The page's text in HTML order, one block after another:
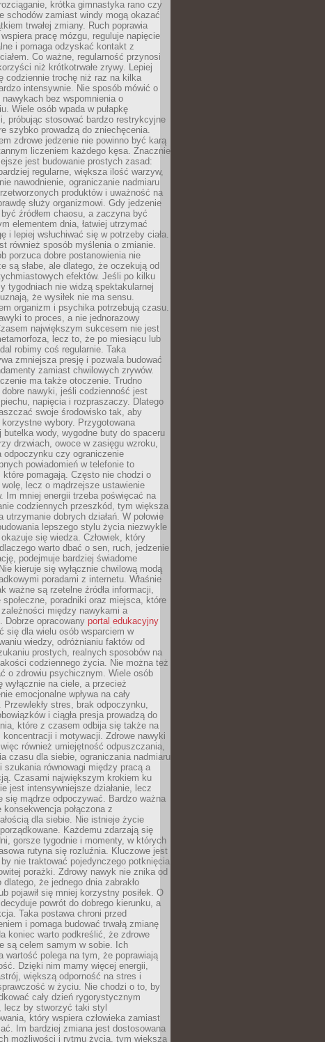
krótka gimnastyka rano czy
schodów zamiast windy mogą okazać
trwałej zmiany. Ruch poprawia
pracę mózgu, reguluje napięcie
i pomaga odzyskać kontakt z
Co ważne, regularność przynosi
niż krótkotrwałe zrywy. Lepiej
codziennie trochę niż raz na kilka
intensywnie. Nie sposób mówić o
nawykach bez wspomnienia o
Wiele osób wpada w pułapkę
próbując stosować bardzo restrykcyjne
szybko prowadzą do zniechęcenia.
zdrowe jedzenie nie powinno być karą
liczeniem każdego kęsa. Znacznie
jest budowanie prostych zasad:
regularne, większa ilość warzyw,
nawodnienie, ograniczanie nadmiaru
produktów i uważność na
służy organizmowi. Gdy jedzenie
źródłem chaosu, a zaczyna być
elementem dnia, łatwiej utrzymać
i lepiej wsłuchiwać się w potrzeby ciała.
również sposób myślenia o zmianie.
porzuca dobre postanowienia nie
są słabe, ale dlatego, że oczekują od
efektów. Jeśli po kilku
tygodniach nie widzą spektakularnej
że wysiłek nie ma sensu.
organizm i psychika potrzebują czasu.
to proces, a nie jednorazowy
największym sukcesem nie jest
lecz to, że po miesiącu lub
robimy coś regularnie. Taka
zmniejsza presję i pozwala budować
zamiast chwilowych zrywów.
ma także otoczenie. Trudno
nawyki, jeśli codzienność jest
napięcia i rozpraszaczy. Dlatego
swoje środowisko tak, aby
korzystne wybory. Przygotowana
butelka wody, wygodne buty do spaceru
drzwiach, owoce w zasięgu wzroku,
odpoczynku czy ograniczenie
powiadomień w telefonie to
które pomagają. Często nie chodzi o
lecz o mądrzejsze ustawienie
Im mniej energii trzeba poświęcać na
codziennych przeszkód, tym większa
utrzymanie dobrych działań. W połowie
lepszego stylu życia niezwykle
się wiedza. Człowiek, który
warto dbać o sen, ruch, jedzenie
podejmuje bardziej świadome
kieruje się wyłącznie chwilową modą
poradami z internetu. Właśnie
ważne są rzetelne źródła informacji,
społeczne, poradniki oraz miejsca, które
zależności między nawykami a
Dobrze opracowany portal edukacyjny
się dla wielu osób wsparciem w
wiedzy, odróżnianiu faktów od
prostych, realnych sposobów na
codziennego życia. Nie można też
o zdrowiu psychicznym. Wiele osób
wyłącznie na ciele, a przecież
emocjonalne wpływa na cały
Przewlekły stres, brak odpoczynku,
i ciągła presja prowadzą do
które z czasem odbija się także na
koncentracji i motywacji. Zdrowe nawyki
również umiejętność odpuszczania,
czasu dla siebie, ograniczania nadmiaru
szukania równowagi między pracą a
Czasami największym krokiem ku
jest intensywniejsze działanie, lecz
się mądrze odpoczywać. Bardzo ważna
konsekwencja połączona z
dla siebie. Nie istnieje życie
Każdemu zdarzają się
gorsze tygodnie i momenty, w których
rutyna się rozluźnia. Kluczowe jest
nie traktować pojedynczego potknięcia
porażki. Zdrowy nawyk nie znika od
dlatego, że jednego dnia zabrakło
pojawił się mniej korzystny posiłek. O
powrót do dobrego kierunku, a
Taka postawa chroni przed
i pomaga budować trwałą zmianę
koniec warto podkreślić, że zdrowe
są celem samym w sobie. Ich
wartość polega na tym, że poprawiają
Dzięki nim mamy więcej energii,
większą odporność na stres i
w życiu. Nie chodzi o to, by
cały dzień rygorystycznym
lecz by stworzyć taki styl
który wspiera człowieka zamiast
Im bardziej zmiana jest dostosowana
możliwości i rytmu życia, tym większa